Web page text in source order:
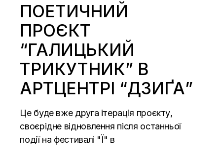
ПОЕТИЧНИЙ
ПРОЄКТ
“ГАЛИЦЬКИЙ
ТРИКУТНИК” В
АРТЦЕНТРІ “ДЗИҐА”
Це буде вже друга ітерація проєкту,
своєрідне відновлення після останньої
події на фестивалі "Ї" в